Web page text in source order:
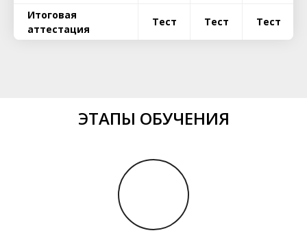
Итоговая
аттестация
Тест Тест Тест
ЭТАПЫ ОБУЧЕНИЯ